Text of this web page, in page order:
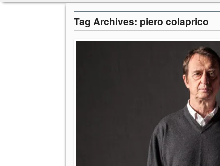
Tag Archives: piero colaprico